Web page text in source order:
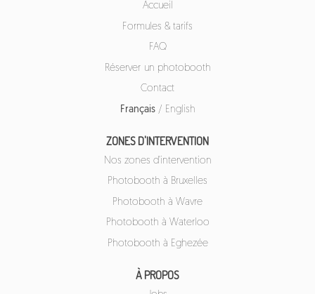
Accueil
Formules & tarifs
FAQ
Réserver un photobooth
Contact
Français/ English
ZONES D'INTERVENTION
Nos zones d'intervention
Photobooth à Bruxelles
Photobooth à Wavre
Photobooth à Waterloo
Photobooth à Eghezée
À PROPOS